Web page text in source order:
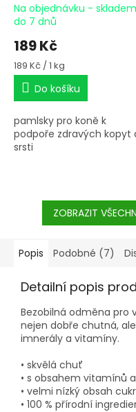
Na objednávku - skladem
do 7 dnů
189 Kč
Měrná
cena:
189 Kč / 1 kg
Do košíku
pamlsky pro koně k
podpoře zdravých kopyt
srsti
ZOBRAZIT
Popis Podobné (7)
Detailní popis
Bezobilná odměna pro
nejen dobře chutná,
imnerály a vitamíny.
• skvělá chuť
• s obsahem vitamínů
• velmi nízký obsah
• 100 % přírodní